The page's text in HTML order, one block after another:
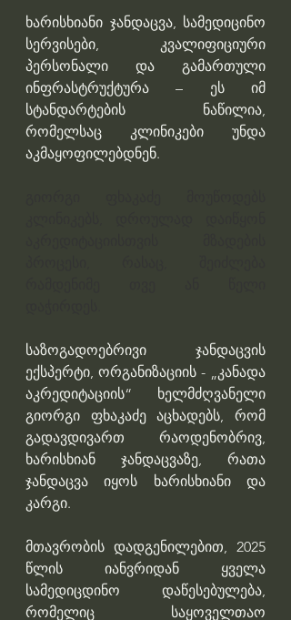
ხარისხიანი ჯანდაცვა, სამედიცინო
სერვისები, კვალიფიციური
პერსონალი და გამართული
ინფრასტრუქტურა – ეს იმ
სტანდარტების ნაწილია,
რომელსაც კლინიკები უნდა
აკმაყოფილებდნენ.
საზოგადოებრივი ჯანდაცვის
ექსპერტი, ორგანიზაციის - „კანადა
აკრედიტაციის“ ხელმძღვანელი
გიორგი ფხაკაძე აცხადებს, რომ
გადავდივართ რაოდენობრივ,
ხარისხიან ჯანდაცვაზე, რათა
ჯანდაცვა იყოს ხარისხიანი და
კარგი.
მთავრობის დადგენილებით, 2025
წლის იანვრიდან ყველა
სამედიცდინო დაწესებულება,
რომელიც საყოველთაო